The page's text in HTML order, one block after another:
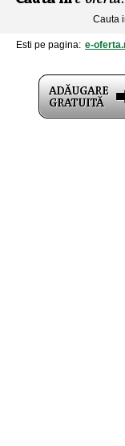
Cauta
Esti pe pagina: e-